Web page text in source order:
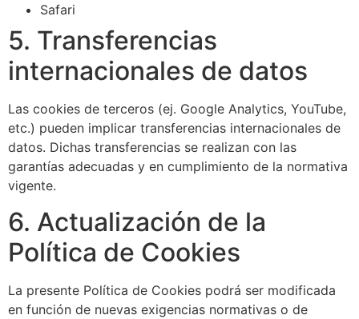
Safari
5. Transferencias
internacionales de datos
Las cookies de terceros (ej. Google Analytics, YouTube,
etc.) pueden implicar transferencias internacionales de
datos. Dichas transferencias se realizan con las
garantías adecuadas y en cumplimiento de la normativa
vigente.
6. Actualización de la
Política de Cookies
La presente Política de Cookies podrá ser modificada
en función de nuevas exigencias normativas o de